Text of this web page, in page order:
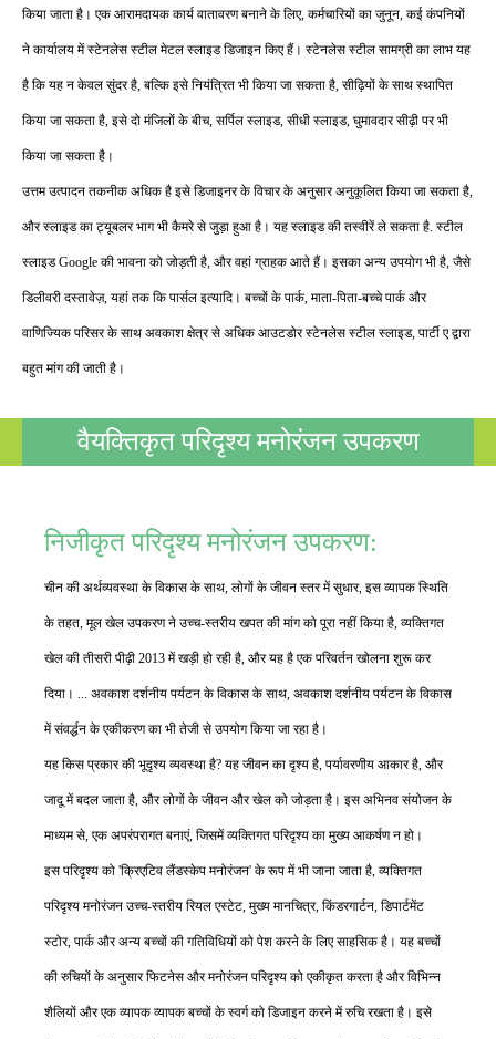
किया जाता है। एक आरामदायक कार्य वातावरण बनाने के लिए, कर्मचारियों का जुनून, कई कंपनियों
ने कार्यालय में स्टेनलेस स्टील मेटल स्लाइड डिजाइन किए हैं। स्टेनलेस स्टील सामग्री का लाभ यह
है कि यह न केवल सुंदर है, बल्कि इसे नियंत्रित भी किया जा सकता है, सीढ़ियों के साथ स्थापित
किया जा सकता है, इसे दो मंजिलों के बीच, सर्पिल स्लाइड, सीधी स्लाइड, घुमावदार सीढ़ी पर भी
किया जा सकता है।
उत्तम उत्पादन तकनीक अधिक है इसे डिजाइनर के विचार के अनुसार अनुकूलित किया जा सकता है,
और स्लाइड का ट्यूबलर भाग भी कैमरे से जुड़ा हुआ है। यह स्लाइड की तस्वीरें ले सकता है. स्टील
स्लाइड Google की भावना को जोड़ती है, और वहां ग्राहक आते हैं। इसका अन्य उपयोग भी है, जैसे
डिलीवरी दस्तावेज़, यहां तक ​​कि पार्सल इत्यादि। बच्चों के पार्क, माता-पिता-बच्चे पार्क और
वाणिज्यिक परिसर के साथ अवकाश क्षेत्र से अधिक आउटडोर स्टेनलेस स्टील स्लाइड, पार्टी ए द्वारा
बहुत मांग की जाती है।
वैयक्तिकृत परिदृश्य मनोरंजन उपकरण
निजीकृत परिदृश्य मनोरंजन उपकरण:
चीन की अर्थव्यवस्था के विकास के साथ, लोगों के जीवन स्तर में सुधार, इस व्यापक स्थिति
के तहत, मूल खेल उपकरण ने उच्च-स्तरीय खपत की मांग को पूरा नहीं किया है, व्यक्तिगत
खेल की तीसरी पीढ़ी 2013 में खड़ी हो रही है, और यह है एक परिवर्तन खोलना शुरू कर
दिया। ... अवकाश दर्शनीय पर्यटन के विकास के साथ, अवकाश दर्शनीय पर्यटन के विकास
में संवर्द्धन के एकीकरण का भी तेजी से उपयोग किया जा रहा है।
यह किस प्रकार की भूदृश्य व्यवस्था है? यह जीवन का दृश्य है, पर्यावरणीय आकार है, और
जादू में बदल जाता है, और लोगों के जीवन और खेल को जोड़ता है। इस अभिनव संयोजन के
माध्यम से, एक अपरंपरागत बनाएं, जिसमें व्यक्तिगत परिदृश्य का मुख्य आकर्षण न हो।
इस परिदृश्य को 'क्रिएटिव लैंडस्केप मनोरंजन' के रूप में भी जाना जाता है, व्यक्तिगत
परिदृश्य मनोरंजन उच्च-स्तरीय रियल एस्टेट, मुख्य मानचित्र, किंडरगार्टन, डिपार्टमेंट
स्टोर, पार्क और अन्य बच्चों की गतिविधियों को पेश करने के लिए साहसिक है। यह बच्चों
की रुचियों के अनुसार फिटनेस और मनोरंजन परिदृश्य को एकीकृत करता है और विभिन्न
शैलियों और एक व्यापक व्यापक बच्चों के स्वर्ग को डिजाइन करने में रुचि रखता है। इसे